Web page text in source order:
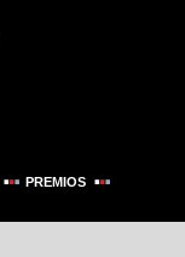
PREMIOS